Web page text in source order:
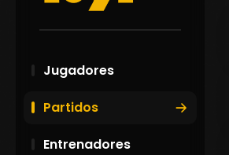
Jugadores
Partidos
Entrenadores